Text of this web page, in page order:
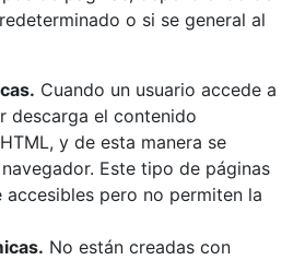
o si se general al
Cuando un usuario accede a
descarga el contenido
y de esta manera se
Este tipo de páginas
accesibles pero no permiten la
No están creadas con